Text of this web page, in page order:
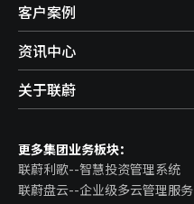
客户案例
资讯中心
关于联蔚
更多集团业务板块：
联蔚利歌--智慧投资管理系统
联蔚盘云--企业级多云管理服务